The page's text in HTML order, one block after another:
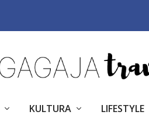
KULTURA LIFESTYLE